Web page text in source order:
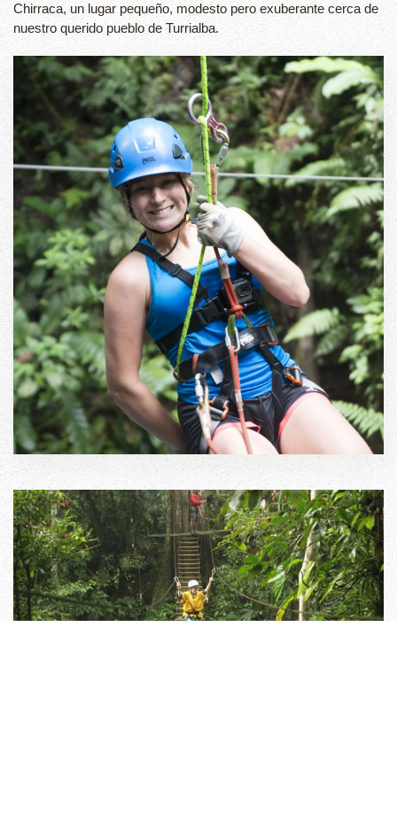
Chirraca, un lugar pequeño, modesto pero exuberante cerca de
nuestro querido pueblo de Turrialba.